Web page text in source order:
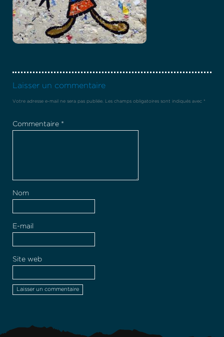
Laisser un commentaire
Votre adresse e-mail ne sera pas publiée. Les champs obligatoires sont indiqués avec *
Commentaire *
Nom
E-mail
Site web